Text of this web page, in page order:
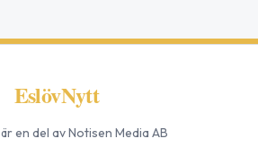
EslövNytt
är en del av Notisen Media AB